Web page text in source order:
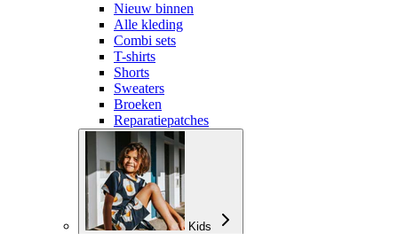
Nieuw binnen
Alle kleding
Combi sets
T-shirts
Shorts
Sweaters
Broeken
Reparatiepatches
Kids